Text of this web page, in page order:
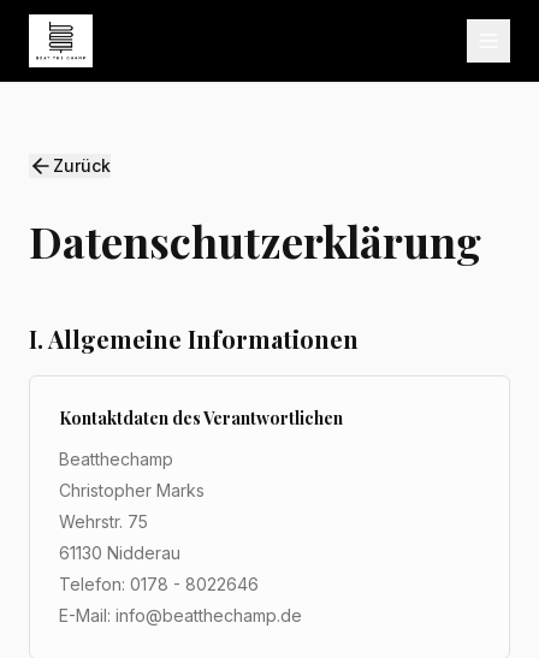
Zurück
Datenschutzerklärung
I. Allgemeine Informationen
Kontaktdaten des Verantwortlichen
Beatthechamp
Christopher Marks
Wehrstr. 75
61130 Nidderau
Telefon: 0178 - 8022646
E-Mail: info@beatthechamp.de